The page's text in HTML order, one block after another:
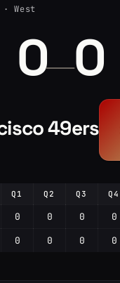
West
0—0
49ers
Q1 Q2 Q3 Q4
0 0 0 0
0 0 0 0